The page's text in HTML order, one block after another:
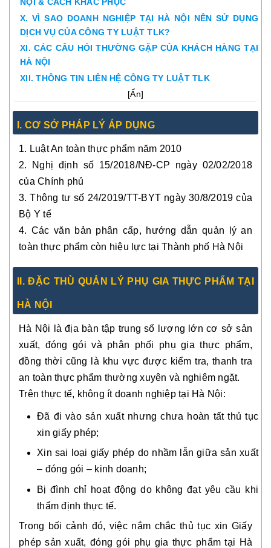
X. VÌ SAO DOANH NGHIỆP TẠI HÀ NỘI NÊN SỬ DỤNG
DỊCH VỤ CỦA CÔNG TY LUẬT TLK?
XI. CÁC CÂU HỎI THƯỜNG GẶP CỦA KHÁCH HÀNG TẠI
HÀ NỘI
XII. THÔNG TIN LIÊN HỆ CÔNG TY LUẬT TLK
[Ẩn]
I. CƠ SỞ PHÁP LÝ ÁP DỤNG
1. Luật An toàn thực phẩm năm 2010
2. Nghị định số 15/2018/NĐ-CP ngày 02/02/2018
của Chính phủ
3. Thông tư số 24/2019/TT-BYT ngày 30/8/2019 của
Bộ Y tế
4. Các văn bản phân cấp, hướng dẫn quản lý an
toàn thực phẩm còn hiệu lực tại Thành phố Hà Nội
II. ĐẶC THÙ QUẢN LÝ PHỤ GIA THỰC PHẨM TẠI
HÀ NỘI
Hà Nội là địa bàn tập trung số lượng lớn cơ sở sản
xuất, đóng gói và phân phối phụ gia thực phẩm,
đồng thời cũng là khu vực được kiểm tra, thanh tra
an toàn thực phẩm thường xuyên và nghiêm ngặt.
Trên thực tế, không ít doanh nghiệp tại Hà Nội:
Đã đi vào sản xuất nhưng chưa hoàn tất thủ tục
xin giấy phép;
Xin sai loại giấy phép do nhầm lẫn giữa sản xuất
– đóng gói – kinh doanh;
Bị đình chỉ hoạt động do không đạt yêu cầu khi
thẩm định thực tế.
Trong bối cảnh đó, việc nắm chắc thủ tục xin Giấy
phép sản xuất, đóng gói phụ gia thực phẩm tại Hà